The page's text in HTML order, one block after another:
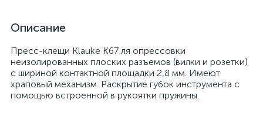
Описание
Пресс-клещи Klauke K67 ля опрессовки
неизолированных плоских разъемов (вилки и розетки)
с шириной контактной площадки 2,8 мм. Имеют
храповый механизм. Раскрытие губок инструмента с
помощью встроенной в рукоятки пружины.